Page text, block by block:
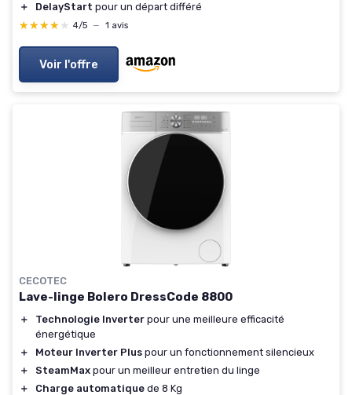
＋
DelayStart pour un départ différé
★★★★★
★★★★★ 4/5 — 1 avis
Voir l'offre
CECOTEC
Lave-linge Bolero DressCode 8800
＋ Technologie Inverter pour une meilleure efficacité
énergétique
＋
Moteur Inverter Plus pour un fonctionnement silencieux
＋
SteamMax pour un meilleur entretien du linge
＋
Charge automatique de 8 Kg